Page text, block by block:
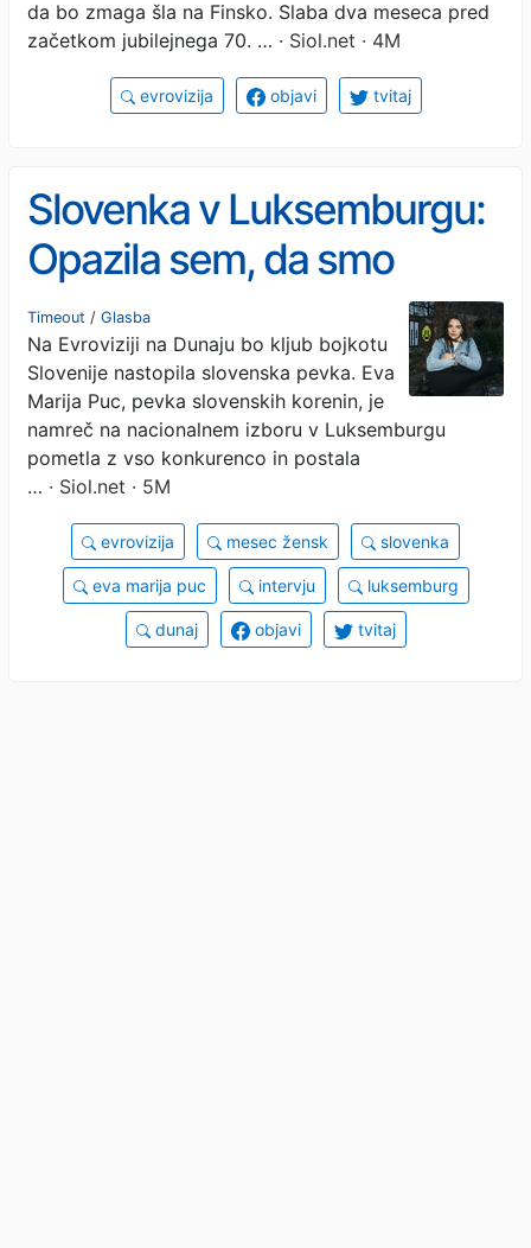
da bo zmaga šla na Finsko. Slaba dva meseca pred
začetkom jubilejnega 70. … · Siol.net · 4M
evrovizija objavi tvitaj
Slovenka v Luksemburgu:
Opazila sem, da smo
izseljenci najbolj zavedni
Slovenci
Timeout / Glasba
Na Evroviziji na Dunaju bo kljub bojkotu
Slovenije nastopila slovenska pevka. Eva
Marija Puc, pevka slovenskih korenin, je
namreč na nacionalnem izboru v Luksemburgu
pometla z vso konkurenco in postala
… · Siol.net · 5M
evrovizija mesec žensk slovenka
eva marija puc intervju luksemburg
dunaj objavi tvitaj